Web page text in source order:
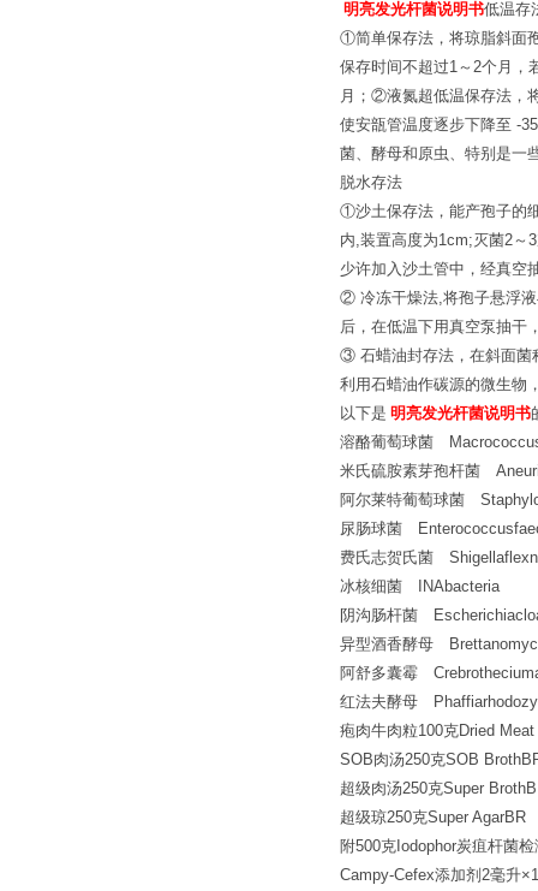
明亮发光杆菌说明书低温存
①简单保存法，将琼脂斜面
保存时间不超过1～2个月，
月；②液氮超低温保存法，
使安瓿管温度逐步下降至 -
菌、酵母和原虫、特别是一
脱水存法
①沙土保存法，能产孢子的
内,装置高度为1cm;灭菌2～
少许加入沙土管中，经真空
② 冷冻干燥法,将孢子悬浮
后，在低温下用真空泵抽干
③ 石蜡油封存法，在斜面菌
利用石蜡油作碳源的微生物
以下是 明亮发光杆菌说明书
溶酪葡萄球菌
米氏硫胺素芽孢杆菌
阿尔莱特葡萄球菌
尿肠球菌
费氏志贺氏菌
冰核细菌 INAbacteria
阴沟肠杆菌
异型酒香酵母
阿舒多囊霉
红法夫酵母
疱肉牛肉粒100克Dried
SOB肉汤250克SOB
超级肉汤250克Super
超级琼250克Super AgarBR
附500克Iodophor炭疽杆菌
Campy-Cefex添加剂2毫升